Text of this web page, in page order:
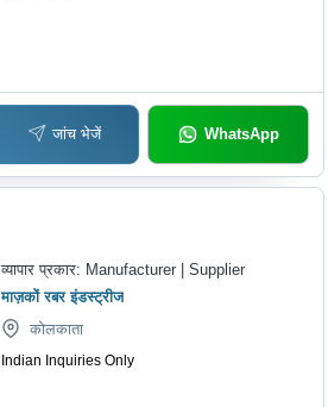
जांच भेजें WhatsApp
व्यापार प्रकार: Manufacturer | Supplier
माज़कों रबर इंडस्ट्रीज
कोलकाता
Indian Inquiries Only